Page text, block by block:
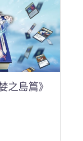
之島篇》